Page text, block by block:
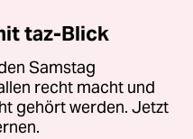
taz-Blick
Samstag
recht macht und
gehört werden. Jetzt